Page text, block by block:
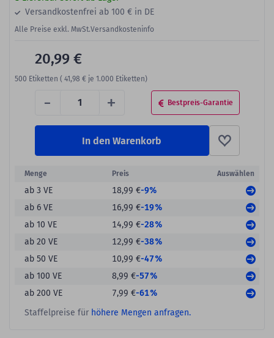
Versandkostenfrei ab 100 € in DE
Alle Preise exkl. MwSt.Versandkosteninfo
- + Bestpreis-Garantie
20,99 €
500 Etiketten ( 41,98 € je 1.000 Etiketten)
In den Warenkorb
Menge Preis Auswählen
ab 3 VE 18,99 €-9%
ab 6 VE
16,99 €-19%
ab 10 VE
14,99 €-28%
ab 20 VE
12,99 €-38%
ab 50 VE
10,99 €-47%
ab 100 VE
8,99 €-57%
ab 200 VE
7,99 €-61%
Staffelpreise für höhere Mengen anfragen.